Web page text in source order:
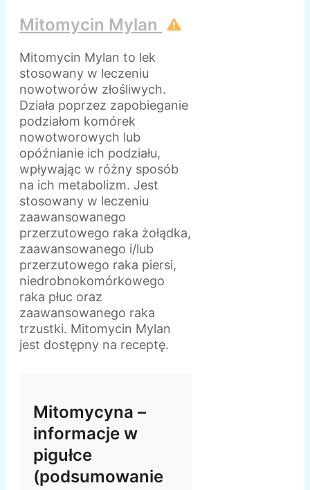
Mitomycin Mylan ⚠️
Mitomycin Mylan to lek
stosowany w leczeniu
nowotworów złośliwych.
Działa poprzez zapobieganie
podziałom komórek
nowotworowych lub
opóźnianie ich podziału,
wpływając w różny sposób
na ich metabolizm. Jest
stosowany w leczeniu
zaawansowanego
przerzutowego raka żołądka,
zaawansowanego i/lub
przerzutowego raka piersi,
niedrobnokomórkowego
raka płuc oraz
zaawansowanego raka
trzustki. Mitomycin Mylan
jest dostępny na receptę.
Mitomycyna –
informacje w
pigułce
(podsumowanie